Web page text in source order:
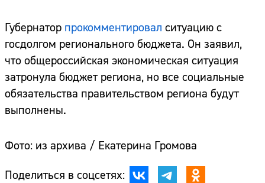
Губернатор прокомментировал ситуацию с
госдолгом регионального бюджета. Он заявил,
что общероссийская экономическая ситуация
затронула бюджет региона, но все социальные
обязательства правительством региона будут
выполнены.
Фото: из архива / Екатерина Громова
Поделиться в соцсетях: